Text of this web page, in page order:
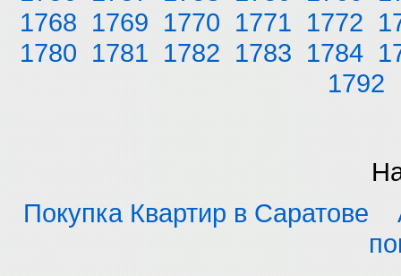
1768 1769 1770 1771 1772
1780 1781 1782 1783 1784
1792
Покупка Квартир в Саратове